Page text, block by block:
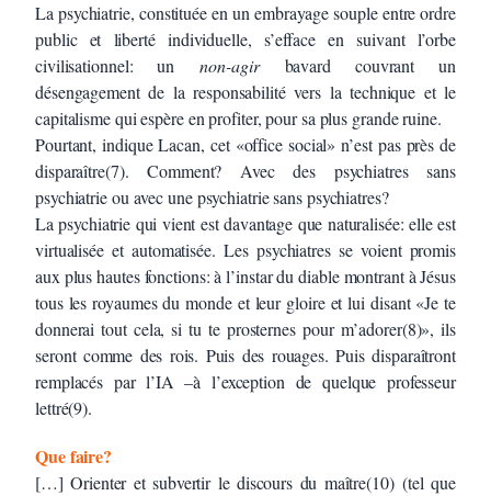
La psychiatrie, constituée en un embrayage souple entre ordre
public et liberté individuelle, s’efface en suivant l’orbe
civilisationnel: unnon-agir bavard couvrant un
désengagement de la responsabilité vers la technique et le
capitalisme qui espère en profiter, pour sa plus grande ruine.
Pourtant, indique Lacan, cet «office social» n’est pas près de
disparaître(7). Comment? Avec des psychiatres sans
psychiatrie ou avec une psychiatrie sans psychiatres?
La psychiatrie qui vient est davantage que naturalisée: elle est
virtualisée et automatisée. Les psychiatres se voient promis
aux plus hautes fonctions: à l’instar du diable montrant à Jésus
tous les royaumes du monde et leur gloire et lui disant «Je te
donnerai tout cela, si tu te prosternes pour m’adorer(8)», ils
seront comme des rois. Puis des rouages. Puis disparaîtront
remplacés par l’IA –à l’exception de quelque professeur
lettré(9).
Que faire?
[…] Orienter et subvertir le discours du maître(10) (tel que